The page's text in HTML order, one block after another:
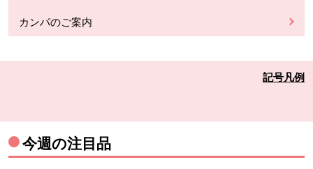
カンパのご案内
記号凡例
今週の注目品